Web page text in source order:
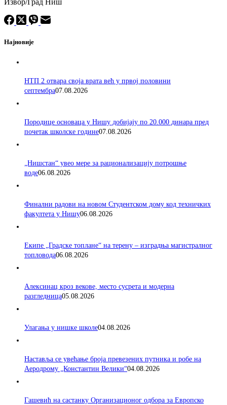
Најновије
НТП 2 отвара своја врата већ у првој половини
септембра07.08.2026
Породицe основаца у Нишу добијају по 20.000 динара пред
почетак школске године07.08.2026
„Нишстан“ увео мере за рационализацију потрошње
воде06.08.2026
Финални радови на новом Студентском дому код техничких
факултета у Нишу06.08.2026
Екипе „Градске топлане“ на терену – изградња магистралног
топловода06.08.2026
Алексинац кроз векове, место сусрета и модерна
разгледница05.08.2026
Улагања у нишке школе04.08.2026
Наставља се увећање броја превезених путника и робе на
Аеродрому „Константин Велики“04.08.2026
Гашевић на састанку Организационог одбора за Европско